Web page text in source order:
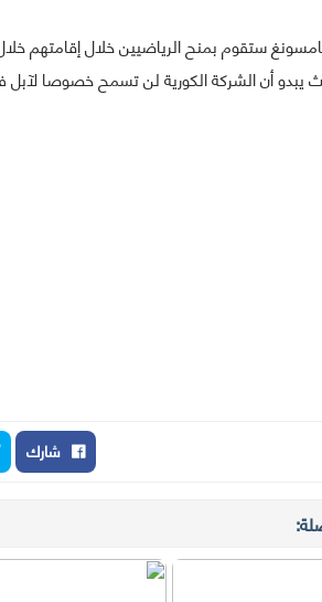
يبدو أن الشركة الكورية لن تسمح خصوصا لآبل
شارك